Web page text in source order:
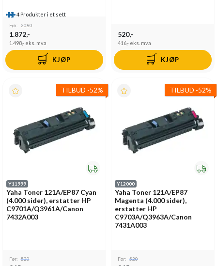
4 Produkter i et sett
Før: 2080
1.872,-
1.498,- eks. mva
KJØP
520,-
416,- eks. mva
KJØP
TILBUD -52%
Y11999
Yaha Toner 121A/EP87 Cyan
(4.000 sider), erstatter HP
C9701A/Q3961A/Canon
7432A003
Før: 520
TILBUD -52%
Y12000
Yaha Toner 121A/EP87
Magenta (4.000 sider),
erstatter HP
C9703A/Q3963A/Canon
7431A003
Før: 520